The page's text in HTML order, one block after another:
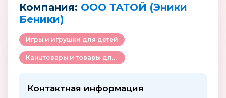
Компания: ООО ТАТОЙ (Эники
Беники)
Игры и игрушки для детей
Канцтовары и товары для творчества
Контактная информация